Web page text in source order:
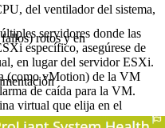
del ventilador del sistema,
rotos y en
servidores donde las
específico, asegúrese de
en lugar del servidor ESXi.
(como vMotion) de la VM
de caída para la VM.
virtual que elija en el